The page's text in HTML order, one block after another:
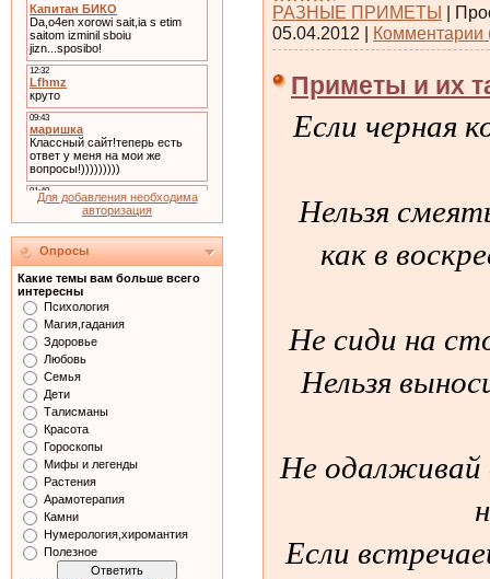
Для добавления необходима
авторизация
Опросы
Какие темы вам больше всего
интересны
Психология
Магия,гадания
Здоровье
Любовь
Семья
Дети
Талисманы
Красота
Гороскопы
Мифы и легенды
Растения
Арамотерапия
Камни
Нумерология,хиромантия
Полезное
РАЗНЫЕ ПРИМЕТЫ |
05.04.2012 | Комментарии
Приметы и их
Если черная
Нельзя
как в
Не сиди на
Нельзя
Не одалживай
Если